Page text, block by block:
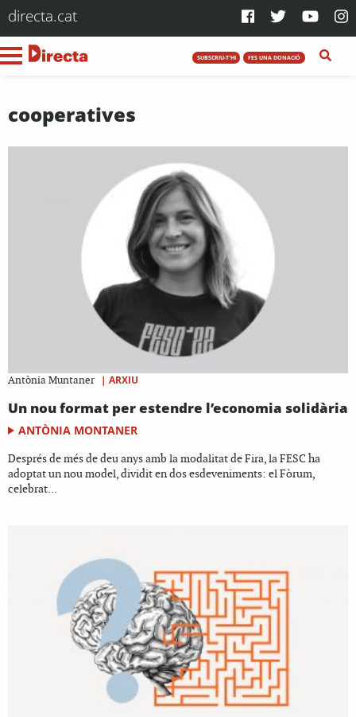
directa.cat
SUBSCRIU-T'HI FES UNA DONACIÓ
cooperatives
Antònia Muntaner | ARXIU
Un nou format per estendre l’economia solidària
ANTÒNIA MONTANER
Després de més de deu anys amb la modalitat de Fira, la FESC ha
adoptat un nou model, dividit en dos esdeveniments: el Fòrum,
celebrat...